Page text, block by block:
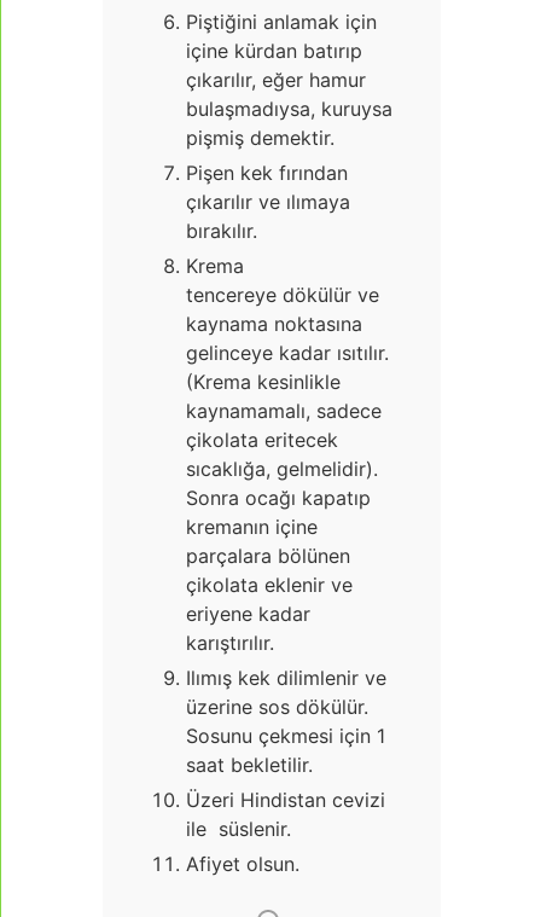
Piştiğini anlamak için
içine kürdan batırıp
çıkarılır, eğer hamur
bulaşmadıysa, kuruysa
pişmiş demektir.
Pişen kek fırından
çıkarılır ve ılımaya
bırakılır.
Krema
tencereye dökülür ve
kaynama noktasına
gelinceye kadar ısıtılır.
(Krema kesinlikle
kaynamamalı, sadece
çikolata eritecek
sıcaklığa, gelmelidir).
Sonra ocağı kapatıp
kremanın içine
parçalara bölünen
çikolata eklenir ve
eriyene kadar
karıştırılır.
Ilımış kek dilimlenir ve
üzerine sos dökülür.
Sosunu çekmesi için 1
saat bekletilir.
Üzeri Hindistan cevizi
ile süslenir.
Afiyet olsun.